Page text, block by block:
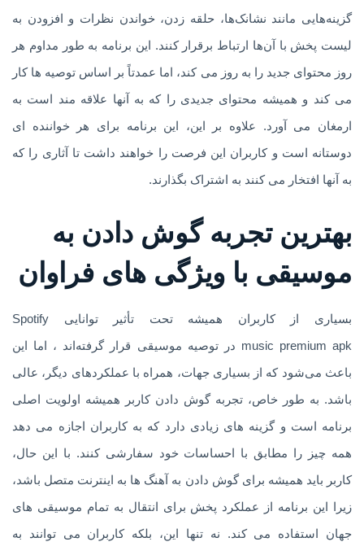
گزینه‌هایی مانند نشانک‌ها، حلقه زدن، خواندن نظرات و افزودن به
لیست پخش با آن‌ها ارتباط برقرار کنند. این برنامه به طور مداوم هر
روز محتوای جدید را به روز می کند، اما عمدتاً بر اساس توصیه ها کار
می کند و همیشه محتوای جدیدی را که به آنها علاقه مند است به
ارمغان می آورد. علاوه بر این، این برنامه برای هر خواننده ای
دوستانه است و کاربران این فرصت را خواهند داشت تا آثاری را که
به آنها افتخار می کنند به اشتراک بگذارند.
بهترین تجربه گوش دادن به
موسیقی با ویژگی های فراوان
بسیاری از کاربران همیشه تحت تأثیر توانایی Spotify
music premium apk در توصیه موسیقی قرار گرفته‌اند ، اما این
باعث می‌شود که از بسیاری جهات، همراه با عملکردهای دیگر، عالی
باشد. به طور خاص، تجربه گوش دادن کاربر همیشه اولویت اصلی
برنامه است و گزینه های زیادی دارد که به کاربران اجازه می دهد
همه چیز را مطابق با احساسات خود سفارشی کنند. با این حال،
کاربر باید همیشه برای گوش دادن به آهنگ ها به اینترنت متصل باشد،
زیرا این برنامه از عملکرد پخش برای انتقال به تمام موسیقی های
جهان استفاده می کند. نه تنها این، بلکه کاربران می توانند به